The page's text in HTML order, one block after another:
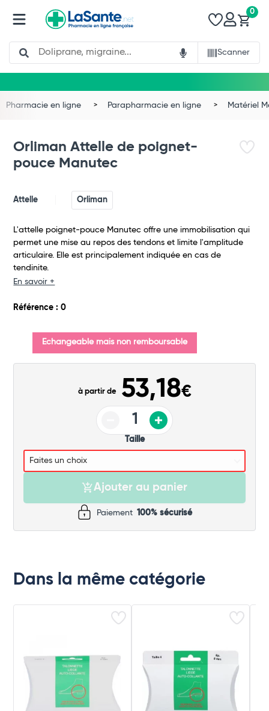
Search
Scanner
0
Total
Pharmacie en ligne Parapharmacie en ligne Matériel
Orliman Attelle de poignet-
pouce Manutec
Attelle Orliman
L'attelle poignet-pouce Manutec offre une immobilisation qui
permet une mise au repos des tendons et limite l'amplitude
articulaire. Elle est principalement indiquée en cas de
tendinite.
En savoir +
Référence : 0
Echangeable mais non remboursable
à partir de 53,18€
Taille
Ajouter au panier
Paiement 100% sécurisé
Dans la même catégorie